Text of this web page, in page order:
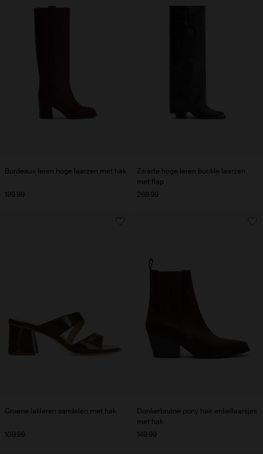
Bordeaux leren hoge laarzen met hak
199.99
Zwarte hoge leren buckle laarzen
met flap
269.99
Groene lakleren sandalen met hak
109.99
Donkerbruine pony hair enkellaarsjes
met hak
149.99